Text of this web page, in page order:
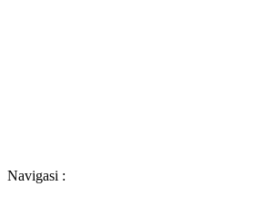
Navigasi :